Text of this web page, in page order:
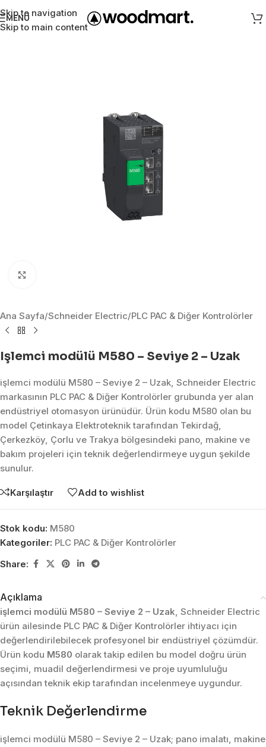
Skip to navigation
Skip to main content
MENÜ
Ana Sayfa/Schneider Electric/PLC PAC & Diğer Kontrolörler
Işlemci modülü M580 – Seviye 2 – Uzak
işlemci modülü M580 – Seviye 2 – Uzak, Schneider Electric
markasının PLC PAC & Diğer Kontrolörler grubunda yer alan
endüstriyel otomasyon ürünüdür. Ürün kodu M580 olan bu
model Çetinkaya Elektroteknik tarafından Tekirdağ,
Çerkezköy, Çorlu ve Trakya bölgesindeki pano, makine ve
bakım projeleri için teknik değerlendirmeye uygun şekilde
sunulur.
Karşılaştır Add to wishlist
Stok kodu: M580
Kategoriler: PLC PAC & Diğer Kontrolörler
Share:
Açıklama
işlemci modülü M580 – Seviye 2 – Uzak, Schneider Electric
ürün ailesinde PLC PAC & Diğer Kontrolörler ihtiyacı için
değerlendirilebilecek profesyonel bir endüstriyel çözümdür.
Ürün kodu M580 olarak takip edilen bu model doğru ürün
seçimi, muadil değerlendirmesi ve proje uyumluluğu
açısından teknik ekip tarafından incelenmeye uygundur.
Teknik Değerlendirme
işlemci modülü M580 – Seviye 2 – Uzak; pano imalatı, makine